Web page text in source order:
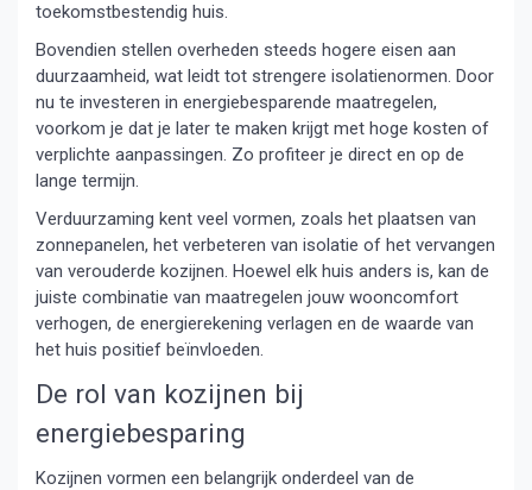
toekomstbestendig huis.
Bovendien stellen overheden steeds hogere eisen aan
duurzaamheid, wat leidt tot strengere isolatienormen. Door
nu te investeren in energiebesparende maatregelen,
voorkom je dat je later te maken krijgt met hoge kosten of
verplichte aanpassingen. Zo profiteer je direct en op de
lange termijn.
Verduurzaming kent veel vormen, zoals het plaatsen van
zonnepanelen, het verbeteren van isolatie of het vervangen
van verouderde kozijnen. Hoewel elk huis anders is, kan de
juiste combinatie van maatregelen jouw wooncomfort
verhogen, de energierekening verlagen en de waarde van
het huis positief beïnvloeden.
De rol van kozijnen bij
energiebesparing
Kozijnen vormen een belangrijk onderdeel van de